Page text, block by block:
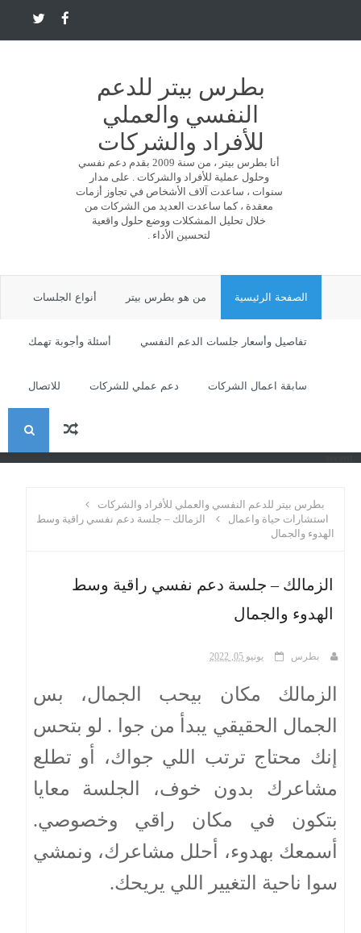
بطرس بيتر للدعم
النفسي والعملي
للأفراد والشركات
أنا بطرس بيتر ، من سنة 2009 بقدم دعم نفسي
وحلول عملية للأفراد والشركات . على مدار
سنوات ، ساعدت آلاف الأشخاص في تجاوز أزمات
معقدة ، كما ساعدت العديد من الشركات من
خلال تحليل المشكلات ووضع حلول واقعية
لتحسين الأداء .
الصفحة الرئيسية من هو بطرس بيتر أنواع الجلسات
تفاصيل وأسعار جلسات الدعم النفسي أسئلة وأجوبة تهمك
سابقة اعمال الشركات دعم عملي للشركات للاتصال
ا
بطرس بيتر للدعم النفسي والعملي للأفراد والشركات
استشارات حياة واعمال
الزمالك – جلسة دعم نفسي راقية وسط
الهدوء والجمال
الزمالك – جلسة دعم نفسي راقية وسط
الهدوء والجمال
بطرس يونيو 05, 2022
الزمالك مكان بيحب الجمال، بس
الجمال الحقيقي يبدأ من جوا . لو بتحس
إنك محتاج ترتب اللي جواك، أو تطلع
مشاعرك بدون خوف، الجلسة معايا
بتكون في مكان راقي وخصوصي.
أسمعك بهدوء، أحلل مشاعرك، ونمشي
سوا ناحية التغيير اللي يريحك.